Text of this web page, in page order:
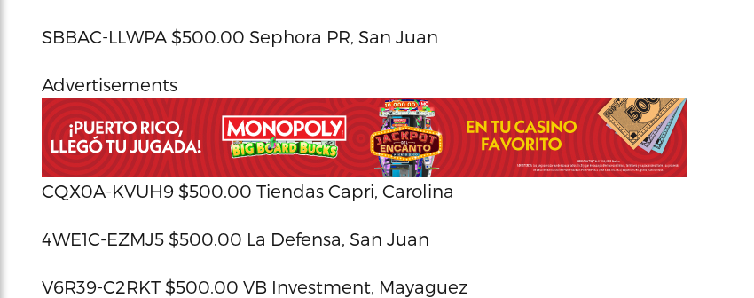
SBBAC-LLWPA $500.00 Sephora PR, San Juan
Advertisements
CQX0A-KVUH9 $500.00 Tiendas Capri, Carolina
4WE1C-EZMJ5 $500.00 La Defensa, San Juan
V6R39-C2RKT $500.00 VB Investment, Mayaguez